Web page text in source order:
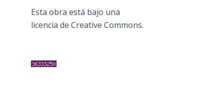
Esta obra está bajo una
licencia de Creative Commons.